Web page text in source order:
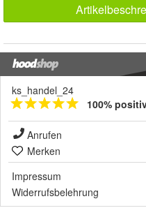
ks_handel_24
100%
Anrufen
Merken
Impressum
Widerrufsbelehrung